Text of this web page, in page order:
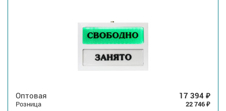
Оптовая 17 394 ₽
Розница 22 746 ₽